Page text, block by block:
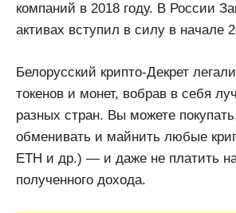
компаний в 2018 году. В России
активах вступил в силу в начале
Белорусский крипто-Декрет
токенов и монет, вобрав в себя
разных стран. Вы можете
обменивать и майнить любые
ETH и др.) — и даже не платить
полученного дохода.